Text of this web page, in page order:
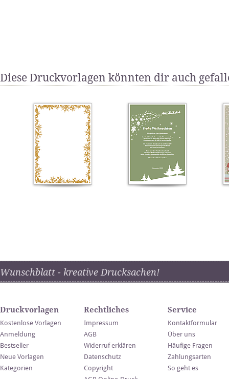
Diese Druckvorlagen könnten dir auch
Wunschblatt - kreative Drucksachen!
Druckvorlagen
Kostenlose Vorlagen
Anmeldung
Bestseller
Neue Vorlagen
Kategorien
Rechtliches
Impressum
AGB
Widerruf erklären
Datenschutz
Copyright
Service
Kontaktformular
Über uns
Häufige Fragen
Zahlungsarten
So geht es